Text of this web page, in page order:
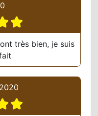
très bien, je suis